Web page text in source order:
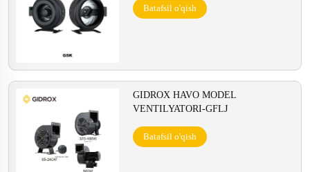
Batafsil o'qish
GIDROX HAVO MODEL
VENTILYATORI-GFLJ
Batafsil o'qish